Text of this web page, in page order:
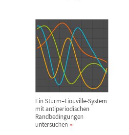
Ein Sturm–Liouville-System
mit antiperiodischen
Randbedingungen
untersuchen